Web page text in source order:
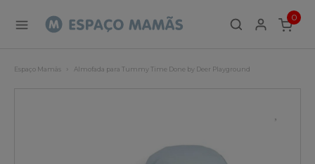
0
ITEMS
Espaço Mamãs Almofada para Tummy Time Done by Deer Playground